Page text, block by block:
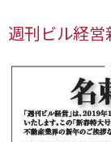
週刊ビル経営